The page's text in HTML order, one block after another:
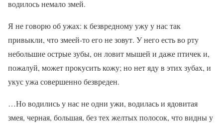
водилось немало змей.
Я не говорю об ужах: к безвредному ужу у нас так
привыкли, что змеей-то его не зовут. У него есть во рту
небольшие острые зубы, он ловит мышей и даже птичек и,
пожалуй, может прокусить кожу; но нет яду в этих зубах, и
укус ужа совершенно безвреден.
…Но водились у нас не одни ужи, водилась и ядовитая
змея, черная, большая, без тех желтых полосок, что видны у